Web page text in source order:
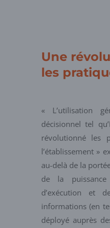
Une
les
« L’utilisation
décisionnel tel
révolutionné les
l’établissement »
au-delà de la
de la
d’exécution et
informations (en
déployé auprès